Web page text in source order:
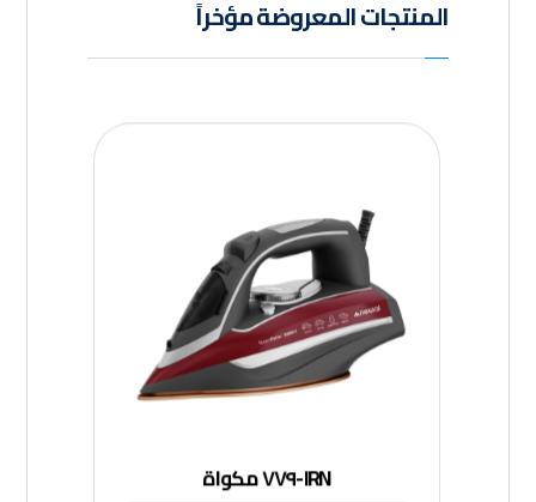
المنتجات المعروضة مؤخراً
IRN-٧٧٩ مكواة